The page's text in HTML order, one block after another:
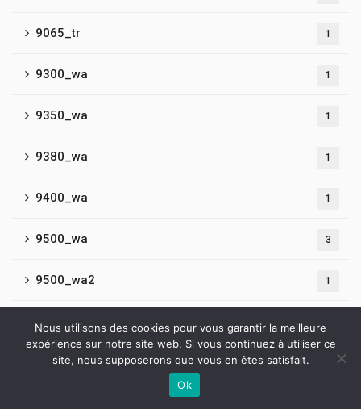
9065_tr 1
9300_wa 1
9350_wa 1
9380_wa 1
9400_wa 1
9500_wa 3
9500_wa2 1
9590_wa
9655_wa
Nous utilisons des cookies pour vous garantir la meilleure
expérience sur notre site web. Si vous continuez à utiliser ce
site, nous supposerons que vous en êtes satisfait.
Ok